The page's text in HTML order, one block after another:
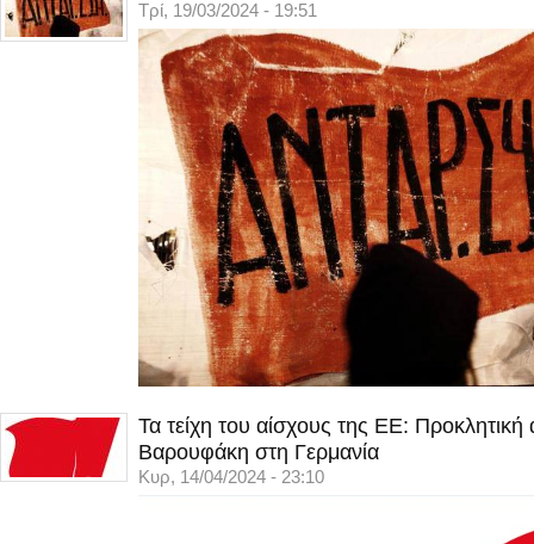
Τρί, 19/03/2024 - 19:51
Τα τείχη του αίσχους της ΕΕ:
Βαρουφάκη στη Γερμανία
Κυρ, 14/04/2024 - 23:10